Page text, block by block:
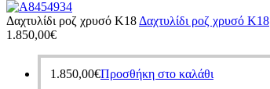
Δαχτυλίδι ροζ χρυσό Κ18 Δαχτυλίδι ροζ χρυσό Κ18
1.850,00€
1.850,00€Προσθήκη στο καλάθι